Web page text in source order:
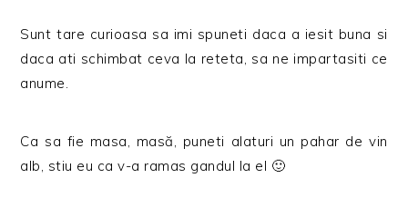
Sunt tare curioasa sa imi spuneti daca a iesit buna si
daca ati schimbat ceva la reteta, sa ne impartasiti ce
anume.
Ca sa fie masa, masă, puneti alaturi un pahar de vin
alb, stiu eu ca v-a ramas gandul la el 🙂